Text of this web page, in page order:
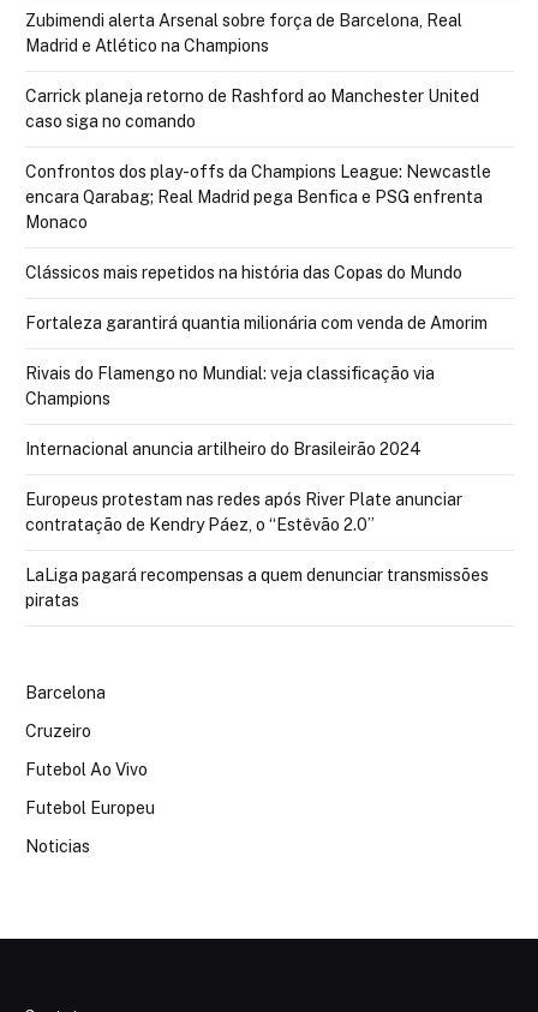
Zubimendi alerta Arsenal sobre força de Barcelona, Real
Madrid e Atlético na Champions
Carrick planeja retorno de Rashford ao Manchester United
caso siga no comando
Confrontos dos play-offs da Champions League: Newcastle
encara Qarabag; Real Madrid pega Benfica e PSG enfrenta
Monaco
Clássicos mais repetidos na história das Copas do Mundo
Fortaleza garantirá quantia milionária com venda de Amorim
Rivais do Flamengo no Mundial: veja classificação via
Champions
Internacional anuncia artilheiro do Brasileirão 2024
Europeus protestam nas redes após River Plate anunciar
contratação de Kendry Páez, o “Estêvão 2.0”
LaLiga pagará recompensas a quem denunciar transmissões
piratas
Barcelona
Cruzeiro
Futebol Ao Vivo
Futebol Europeu
Noticias